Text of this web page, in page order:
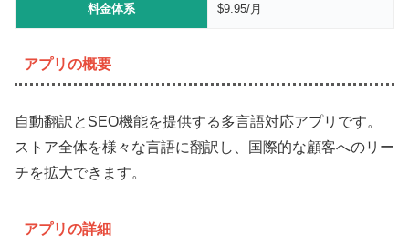
料金体系 $9.95/月
アプリの概要
自動翻訳とSEO機能を提供する多言語対応アプリです。
ストア全体を様々な言語に翻訳し、国際的な顧客へのリー
チを拡大できます。
アプリの詳細